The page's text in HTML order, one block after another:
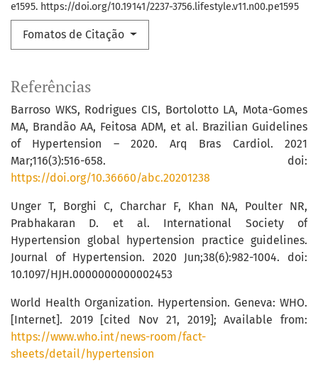
e1595. https://doi.org/10.19141/2237-3756.lifestyle.v11.n00.pe1595
Fomatos de Citação
Referências
Barroso WKS, Rodrigues CIS, Bortolotto LA, Mota-Gomes
MA, Brandão AA, Feitosa ADM, et al. Brazilian Guidelines
of Hypertension – 2020. Arq Bras Cardiol. 2021
Mar;116(3):516-658. doi:
https://doi.org/10.36660/abc.20201238
Unger T, Borghi C, Charchar F, Khan NA, Poulter NR,
Prabhakaran D. et al. International Society of
Hypertension global hypertension practice guidelines.
Journal of Hypertension. 2020 Jun;38(6):982-1004. doi:
10.1097/HJH.0000000000002453
World Health Organization. Hypertension. Geneva: WHO.
[Internet]. 2019 [cited Nov 21, 2019]; Available from:
https://www.who.int/news-room/fact-
sheets/detail/hypertension